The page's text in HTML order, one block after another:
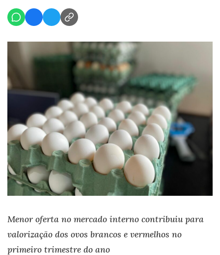
Menor oferta no mercado interno contribuiu para
valorização dos ovos brancos e vermelhos no
primeiro trimestre do ano